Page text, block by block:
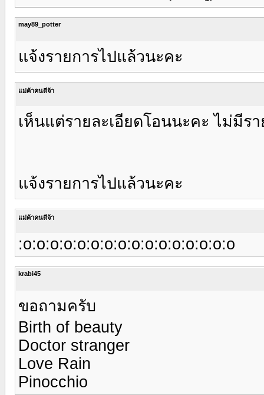
may89_potter
แจ้งรายการไปแล้วนะคะ
แม่ค้าคนดีจ้า
เห็นแต่รายละเอียดโอนนะคะ ไม่มีรา
แจ้งรายการไปแล้วนะคะ
แม่ค้าคนดีจ้า
:o:o:o:o:o:o:o:o:o:o:o:o:o:o:o:o
krabi45
ขอถามครับ
Birth of beauty
Doctor stranger
Love Rain
Pinocchio